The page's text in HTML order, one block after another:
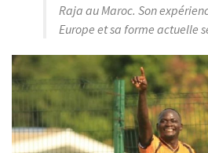
Raja au Maroc. Son
Europe et sa forme actuelle